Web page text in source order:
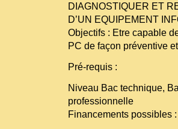
DIAGNOSTIQUER ET
D’UN EQUIPEMENT
Objectifs : Etre capable
PC de façon préventive
Pré-requis :
Niveau Bac technique,
professionnelle
Financements possibles :